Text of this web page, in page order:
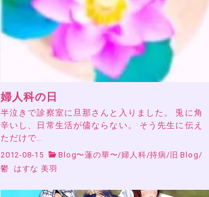
婦人科の日
半泣きで診察室に旦那さんと入りました。 兎に角
辛いし、日常生活が儘ならない。 そう先生に伝え
ただけで…
2012-08-15 Blog〜蓮の華〜/婦人科/持病/ 旧 Blog/
鬱
はすな 美羽